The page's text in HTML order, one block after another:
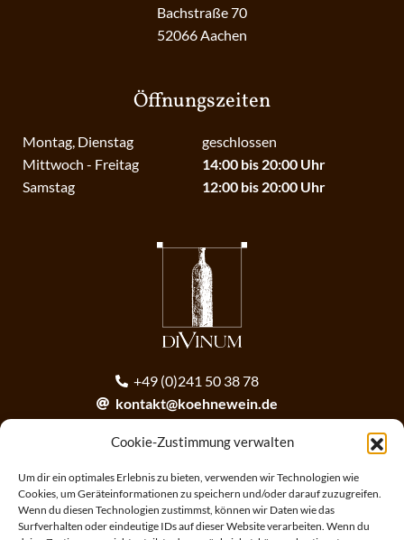
Cookie-Zustimmung verwalten
Um dir ein optimales Erlebnis zu bieten, verwenden wir Technologien wie
Cookies, um Geräteinformationen zu speichern und/oder darauf zuzugreifen.
Wenn du diesen Technologien zustimmst, können wir Daten wie das
Surfverhalten oder eindeutige IDs auf dieser Website verarbeiten. Wenn du
Bachstraße 70
52066 Aachen
Öffnungszeiten
Montag, Dienstag
Mittwoch - Freitag
Samstag
geschlossen
14:00 bis 20:00 Uhr
12:00 bis 20:00 Uhr
+49 (0)241 50 38 78
kontakt@koehnewein.de
Anmeldung zum Newsletter
ANMELDEN